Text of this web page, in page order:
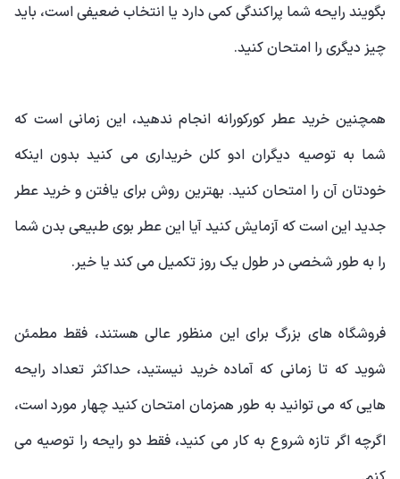
بگویند رایحه شما پراکندگی کمی دارد یا انتخاب ضعیفی است، باید
چیز دیگری را امتحان کنید.
همچنین خرید عطر کورکورانه انجام ندهید، این زمانی است که
شما به توصیه دیگران ادو کلن خریداری می کنید بدون اینکه
خودتان آن را امتحان کنید. بهترین روش برای یافتن و خرید عطر
جدید این است که آزمایش کنید آیا این عطر بوی طبیعی بدن شما
را به طور شخصی در طول یک روز تکمیل می کند یا خیر.
فروشگاه های بزرگ برای این منظور عالی هستند، فقط مطمئن
شوید که تا زمانی که آماده خرید نیستید، حداکثر تعداد رایحه
هایی که می توانید به طور همزمان امتحان کنید چهار مورد است،
اگرچه اگر تازه شروع به کار می کنید، فقط دو رایحه را توصیه می